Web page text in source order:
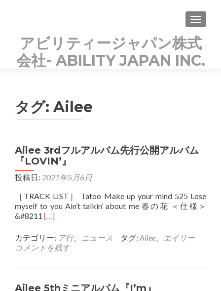
アビリティージャパン株式
会社- ABILITY JAPAN INC.
タグ: Ailee
Ailee 3rdフルアルバム先行公開アルバム
『LOVIN’』
投稿日: 2021年5月6日
［TRACK LIST］ Tatoo Make up your mind 525 Lose
myself to you Ain’t talkin’ about me 春の花 ＜仕様＞
&#8211 Read
about
Ailee
3rd
ア
[…]
カテゴリー: ア行、 ニュース タグ: Ailee
エイリー
コメントを残す
Ailee 5thミニアルバム『I’m』